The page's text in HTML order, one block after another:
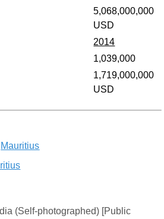
5,068,000,000
USD
2014
1,039,000
1,719,000,000
USD
Mauritius
(Self-photographed) [Public